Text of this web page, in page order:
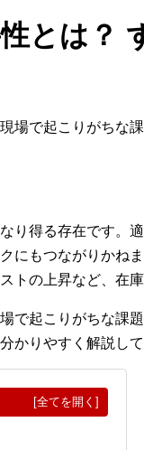
とは？
場で起こりがちな
り得る存在です。
にもつながりかね
トの上昇など、在
で起こりがちな課
かりやすく解説して
[全てを開く]